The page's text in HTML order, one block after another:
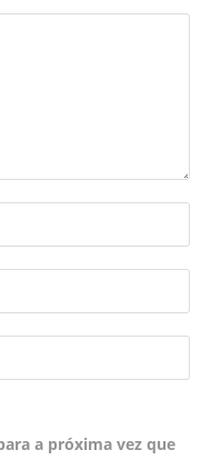
a próxima vez que